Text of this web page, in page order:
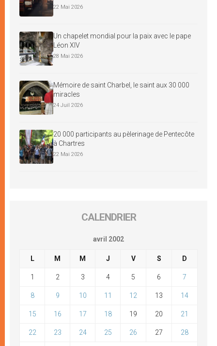
22 Mai 2026
Un chapelet mondial pour la paix avec le pape
Léon XIV
28 Mai 2026
Mémoire de saint Charbel, le saint aux 30 000
miracles
24 Juil 2026
20 000 participants au pèlerinage de Pentecôte
à Chartres
22 Mai 2026
CALENDRIER
avril 2002
L M M J V S D
1 2 3 4 5 6 7
8 9 10 11 12 13 14
15 16 17 18 19 20 21
22 23 24 25 26 27 28